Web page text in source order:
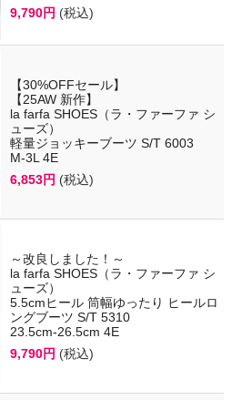
9,790円 (税込)
【30%OFFセール】
【25AW 新作】
la farfa SHOES（ラ・ファーファ シ
ューズ）
軽量ジョッキーブーツ S/T 6003
M-3L 4E
6,853円 (税込)
～改良しました！～
la farfa SHOES（ラ・ファーファ シ
ューズ）
5.5cmヒール 筒幅ゆったり ヒールロ
ングブーツ S/T 5310
23.5cm-26.5cm 4E
9,790円 (税込)